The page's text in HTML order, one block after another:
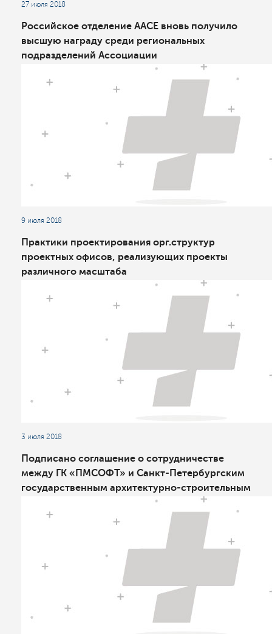
27 июля 2018
Российское отделение AACE вновь получило
высшую награду среди региональных
подразделений Ассоциации
9 июля 2018
Практики проектирования орг.структур
проектных офисов, реализующих проекты
различного масштаба
3 июля 2018
Подписано соглашение о сотрудничестве
между ГК «ПМСОФТ» и Санкт-Петербургским
государственным архитектурнo-строительным